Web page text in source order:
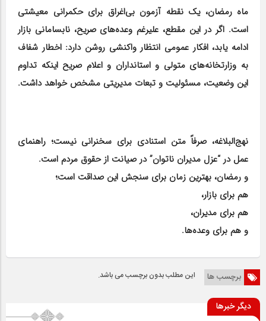
ماه رمضان، یک نقطه آزمون بی‌اغراق برای حکمرانی معیشتی
است. اگر در این مقطع، علیرغم وعده‌های صریح، نابسامانی بازار
ادامه یابد، افکار عمومی انتظار واکنشی روشن دارد: اخطار شفاف
به وزارتخانه‌های متولی و استانداران و اعلام صریح اینکه تداوم
این وضعیت، مسئولیت و تبعات مدیریتی مشخص خواهد داشت.
نهج‌البلاغه، صرفاً متن استنادی برای سخنرانی نیست؛ راهنمای
عمل در “عزل مدیران ناتوان” در صیانت از حقوق مردم است.
و رمضان، بهترین زمان برای سنجش این صداقت است؛
هم برای بازار،
هم برای مدیران،
و هم برای وعده‌ها.
برچسب ها این مطلب بدون برچسب می باشد.
دیگر خبرها